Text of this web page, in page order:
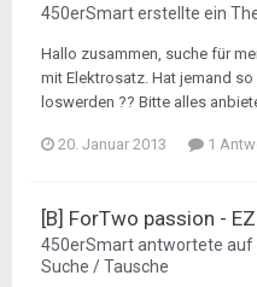
450erSmarterstellte ein
Hallo zusammen, suche für
mit Elektrosatz. Hat jemand
loswerden ?? Bitte alles
20. Januar 2013 1
[B] ForTwo passion -
450erSmartantwortete auf
Suche / Tausche